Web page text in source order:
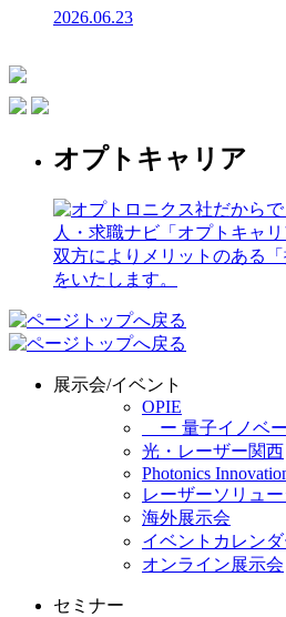
2026.06.23
オプトキャリア
展示会/イベント
OPIE
ー 量子イノベ
光・レーザー関西
Photonics
レーザーソリュ
海外展示会
イベントカレン
オンライン展示会
セミナー